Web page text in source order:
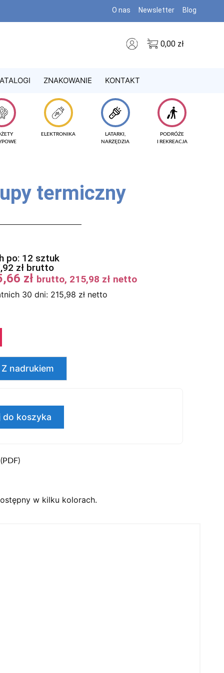
O nas Newsletter Blog
0,00 zł
ZNAKOWANIE KONTAKT
ELEKTRONIKA
LATARKI,
NARZĘDZIA
PODRÓŻE
I REKREACJA
termiczny
po: 12 sztuk
zł brutto
zł brutto, 215,98 zł netto
30 dni: 215,98 zł netto
Z nadrukiem
do koszyka
w kilku kolorach.